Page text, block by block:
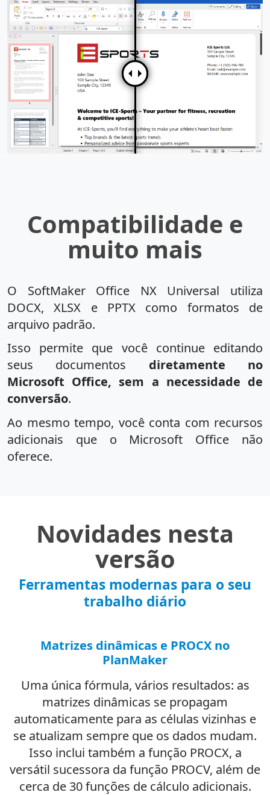
Compatibilidade e
muito mais
O SoftMaker Office NX Universal utiliza
DOCX, XLSX e PPTX como formatos de
arquivo padrão.
Isso permite que você continue editando
seus documentos diretamente no
Microsoft Office, sem a necessidade de
conversão.
Ao mesmo tempo, você conta com recursos
adicionais que o Microsoft Office não
oferece.
Novidades nesta
versão
Ferramentas modernas para o seu
trabalho diário
Matrizes dinâmicas e PROCX no
PlanMaker
Uma única fórmula, vários resultados: as
matrizes dinâmicas se propagam
automaticamente para as células vizinhas e
se atualizam sempre que os dados mudam.
Isso inclui também a função PROCX, a
versátil sucessora da função PROCV, além de
cerca de 30 funções de cálculo adicionais.